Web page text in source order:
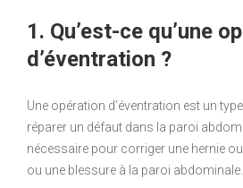
1. Qu’est-ce qu’une
d’éventration ?
Une opération d’éventration est un
réparer un défaut dans la paroi
nécessaire pour corriger une hernie
ou une blessure à la paroi abdominale.